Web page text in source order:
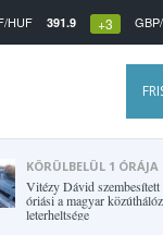
HUF 391.9 +3
KÖRÜLBELÜL 1 ÓRÁJA
Vitézy Dávid szembesített
óriási a magyar
leterheltsége